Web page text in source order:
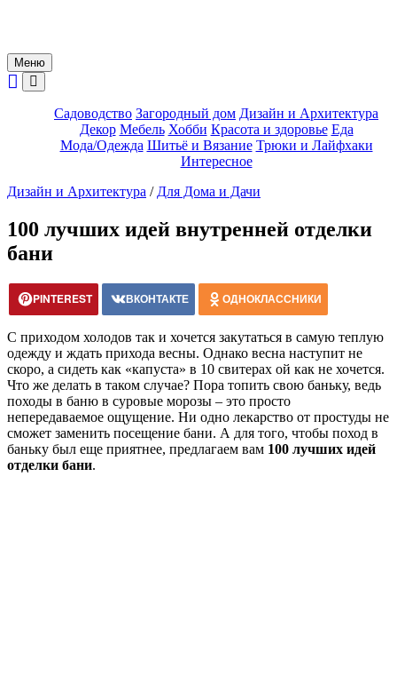
Меню
Садоводство Загородный дом Дизайн и Архитектура
Декор Мебель Хобби Красота и здоровье Еда
Мода/Одежда Шитьё и Вязание Трюки и Лайфхаки
Интересное
Дизайн и Архитектура / Для Дома и Дачи
100 лучших идей внутренней отделки
бани
PINTEREST ВКОНТАКТЕ ОДНОКЛАССНИКИ
С приходом холодов так и хочется закутаться в самую теплую
одежду и ждать прихода весны. Однако весна наступит не
скоро, а сидеть как «капуста» в 10 свитерах ой как не хочется.
Что же делать в таком случае? Пора топить свою баньку, ведь
походы в баню в суровые морозы – это просто
непередаваемое ощущение. Ни одно лекарство от простуды не
сможет заменить посещение бани. А для того, чтобы поход в
баньку был еще приятнее, предлагаем вам 100 лучших идей
отделки бани.